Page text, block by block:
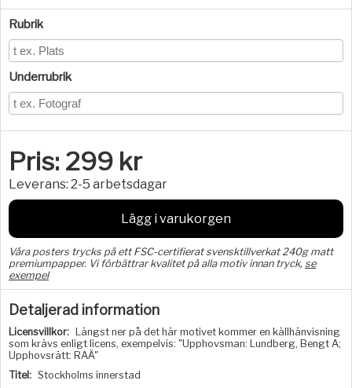
Rubrik
Underrubrik
Pris: 299 kr
Leverans: 2-5 arbetsdagar
Lägg i varukorgen
Våra posters trycks på ett FSC-certifierat svensktillverkat 240g matt
premiumpapper. Vi förbättrar kvalitet på alla motiv innan tryck, se
exempel
Detaljerad information
Licensvillkor:
Längst ner på det här motivet kommer en källhänvisning
som krävs enligt licens, exempelvis: "Upphovsman: Lundberg, Bengt A;
Upphovsrätt: RAÄ"
Titel: Stockholms innerstad